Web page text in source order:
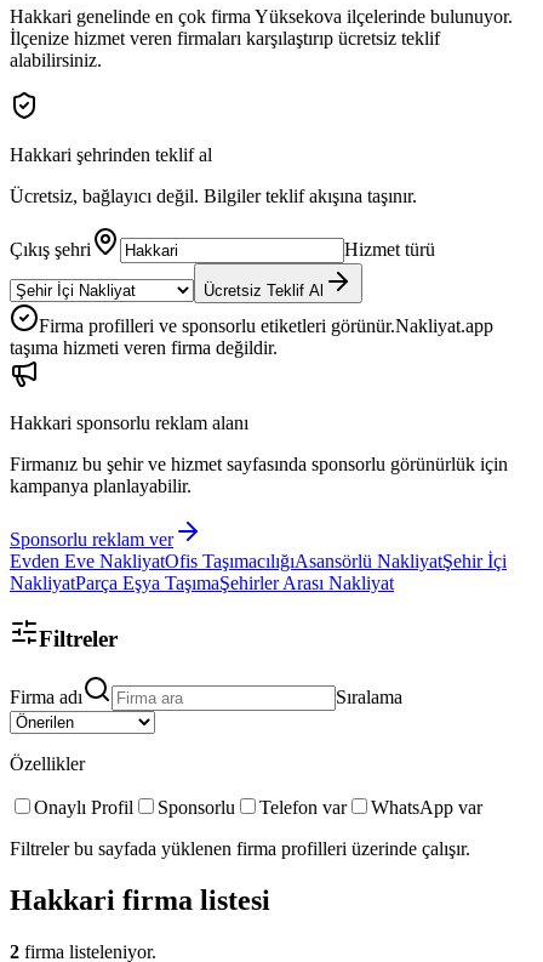
Hakkari genelinde en çok firma Yüksekova ilçelerinde bulunuyor.
İlçenize hizmet veren firmaları karşılaştırıp ücretsiz teklif
alabilirsiniz.
Hakkari şehrinden teklif al
Ücretsiz, bağlayıcı değil. Bilgiler teklif akışına taşınır.
Çıkış şehri Hizmet türü
Ücretsiz Teklif Al
Firma profilleri ve sponsorlu etiketleri görünür.Nakliyat.app
taşıma hizmeti veren firma değildir.
Hakkari sponsorlu reklam alanı
Firmanız bu şehir ve hizmet sayfasında sponsorlu görünürlük için
kampanya planlayabilir.
Sponsorlu reklam ver
Evden Eve NakliyatOfis TaşımacılığıAsansörlü NakliyatŞehir İçi
NakliyatParça Eşya TaşımaŞehirler Arası Nakliyat
Filtreler
Firma adı Sıralama
Özellikler
Onaylı Profil Sponsorlu Telefon var
WhatsApp var
Filtreler bu sayfada yüklenen firma profilleri üzerinde çalışır.
Hakkari firma listesi
2 firma listeleniyor.